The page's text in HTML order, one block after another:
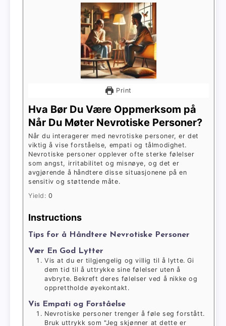
Print
Hva Bør Du Være Oppmerksom på
Når Du Møter Nevrotiske Personer?
Når du interagerer med nevrotiske personer, er det
viktig å vise forståelse, empati og tålmodighet.
Nevrotiske personer opplever ofte sterke følelser
som angst, irritabilitet og misnøye, og det er
avgjørende å håndtere disse situasjonene på en
sensitiv og støttende måte.
Yield:0
Instructions
Tips for å Håndtere Nevrotiske Personer
Vær En God Lytter
Vis at du er tilgjengelig og villig til å lytte. Gi
dem tid til å uttrykke sine følelser uten å
avbryte. Bekreft deres følelser ved å nikke og
opprettholde øyekontakt.
Vis Empati og Forståelse
Nevrotiske personer trenger å føle seg forstått.
Bruk uttrykk som "Jeg skjønner at dette er